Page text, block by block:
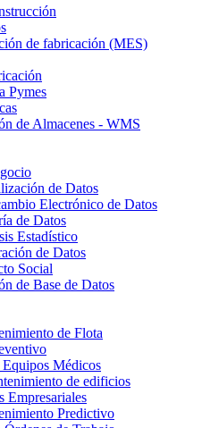
de fabricación (MES)
Pymes
de Almacenes - WMS
de Datos
Electrónico de Datos
de Datos
Estadístico
de Datos
Social
de Base de Datos
de Flota
Médicos
de edificios
Empresariales
Predictivo